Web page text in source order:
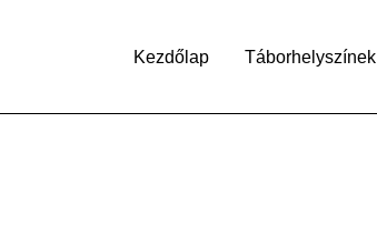
Kezdőlap Táborhelyszínek